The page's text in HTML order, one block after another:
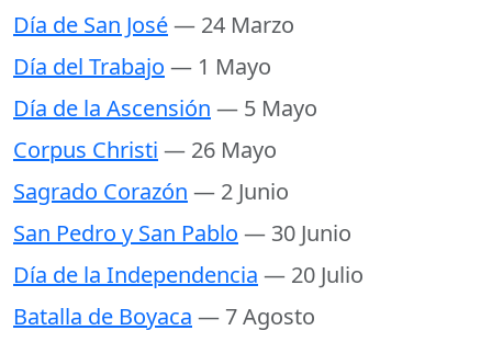
Día de San José— 24 Marzo
Día del Trabajo — 1 Mayo
Día de la Ascensión — 5 Mayo
Corpus Christi — 26 Mayo
Sagrado Corazón — 2 Junio
San Pedro y San Pablo — 30 Junio
Día de la Independencia — 20 Julio
Batalla de Boyaca — 7 Agosto